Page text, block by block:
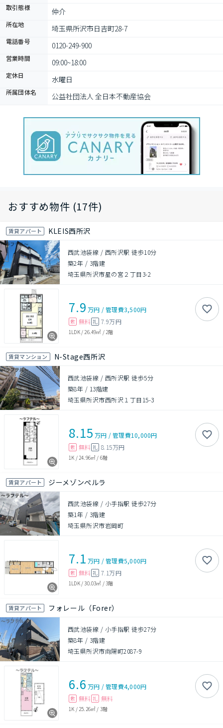
取引態様 仲介
所在地 埼玉県所沢市日吉町28-7
電話番号 0120-249-900
営業時間 09:00~18:00
定休日 水曜日
所属団体名 公益社団法人 全日本不動産協会
おすすめ物件 (17件)
賃貸アパート KLEIS西所沢
西武池袋線 / 西所沢駅 徒歩10分
築2年 / 3階建
埼玉県所沢市星の宮２丁目3-2
7.9 万円 /管理費3,500円
敷 無料 礼 7.9万円
1LDK/ 26.49㎡ / 2階
賃貸マンション N-Stage西所沢
西武池袋線 / 西所沢駅 徒歩5分
築8年 / 13階建
埼玉県所沢市西所沢１丁目15-3
8.15 万円 /管理費10,000円
敷 無料 礼 8.15万円
1K / 24.96㎡ / 6階
賃貸アパート ジーメゾンぺルラ
西武池袋線 / 小手指駅 徒歩27分
築1年 / 3階建
埼玉県所沢市岩岡町
7.1 万円 /管理費5,000円
敷 無料 礼 7.1万円
1LDK/30.03㎡ /3階
賃貸アパート フォレール（Forer）
西武池袋線 / 小手指駅 徒歩27分
築8年 / 3階建
埼玉県所沢市向陽町2087-9
6.6 万円 /管理費4,000円
敷 無料 礼 無料
1K / 25.26㎡ / 3階